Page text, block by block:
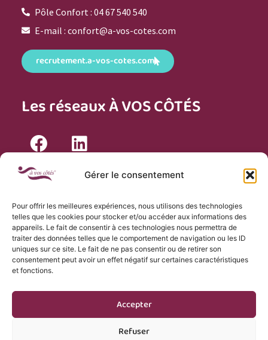
Gérer le consentement
Pour offrir les meilleures expériences, nous utilisons des technologies
telles que les cookies pour stocker et/ou accéder aux informations des
appareils. Le fait de consentir à ces technologies nous permettra de
traiter des données telles que le comportement de navigation ou les ID
uniques sur ce site. Le fait de ne pas consentir ou de retirer son
consentement peut avoir un effet négatif sur certaines caractéristiques
et fonctions.
Accepter
Refuser
Pôle Confort : 04 67 540 540
E-mail : confort@a-vos-cotes.com
recrutement.a-vos-cotes.com
Les réseaux À VOS CÔTÉS
Nos agréments